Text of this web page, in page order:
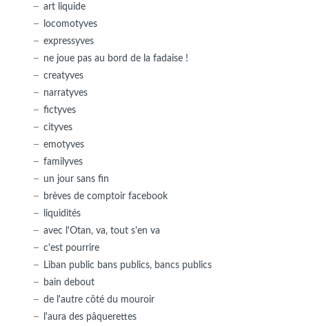
art liquide
locomotyves
expressyves
ne joue pas au bord de la fadaise !
creatyves
narratyves
fictyves
cityves
emotyves
familyves
un jour sans fin
brèves de comptoir facebook
liquidités
avec l'Otan, va, tout s'en va
c'est pourrire
Liban public bans publics, bancs publics
bain debout
de l'autre côté du mouroir
l'aura des pâquerettes